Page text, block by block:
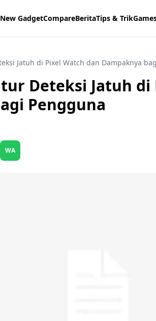
New GadgetCompareBeritaTips & Trik
Jatuh di Pixel Watch dan Dampaknya
Deteksi Jatuh di
Pengguna
WA